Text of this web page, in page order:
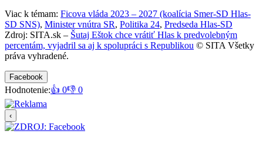
Viac k témam: Ficova vláda 2023 – 2027 (koalícia Smer-SD Hlas-
SD SNS), Minister vnútra SR, Politika 24, Predseda Hlas-SD
Zdroj: SITA.sk – Šutaj Eštok chce vrátiť Hlas k predvolebným
percentám, vyjadril sa aj k spolupráci s Republikou © SITA Všetky
práva vyhradené.
Facebook
Hodnotenie:👍 0👎 0
‹